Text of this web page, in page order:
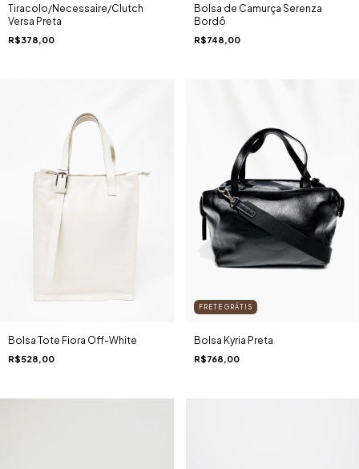
Tiracolo/Necessaire/Clutch
Versa Preta
R$378,00
Bolsa de Camurça Serenza
Bordô
R$748,00
Bolsa Tote Fiora Off-White
R$528,00
FRETE GRÁTIS
Bolsa Kyria Preta
R$768,00